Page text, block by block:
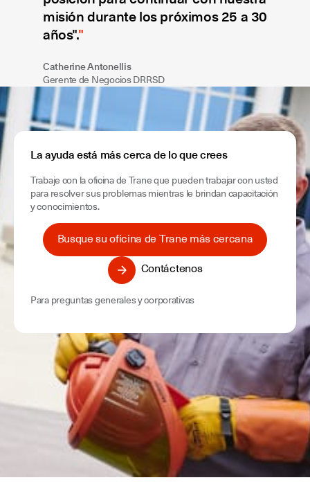
misión durante los próximos 25 a 30
años".
Catherine Antonellis
Gerente de Negocios DRRSD
La ayuda está más cerca de lo que crees
Trabaje con la oficina de Trane que pueden trabajar con usted
para resolver sus problemas mientras le brindan capacitación
y conocimientos.
Busque su oficina de Trane más cercana
Contáctenos
Para preguntas generales y corporativas